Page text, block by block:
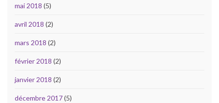
mai 2018 (5)
avril 2018 (2)
mars 2018 (2)
février 2018 (2)
janvier 2018 (2)
décembre 2017(5)